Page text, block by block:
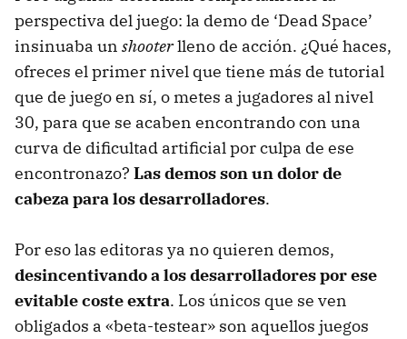
perspectiva del juego: la demo de ‘Dead Space’
insinuaba un shooterlleno de acción. ¿Qué haces,
ofreces el primer nivel que tiene más de tutorial
que de juego en sí, o metes a jugadores al nivel
30, para que se acaben encontrando con una
curva de dificultad artificial por culpa de ese
encontronazo? Las demos son un dolor de
cabeza para los desarrolladores.
Por eso las editoras ya no quieren demos,
desincentivando a los desarrolladores por ese
evitable coste extra. Los únicos que se ven
obligados a «beta-testear» son aquellos juegos